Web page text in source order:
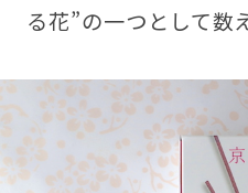
る花”の一つとして数